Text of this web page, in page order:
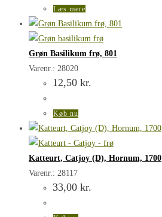
Læs mere
Grøn Basilikum frø, 801
Varenr.: 28020
12,50 kr.
Køb nu
Katteurt, Catjoy (D), Hornum, 1700
Varenr.: 28117
33,00 kr.